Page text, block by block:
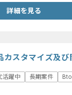
詳細を見る
カスタマイズ及
活躍中 長期案件